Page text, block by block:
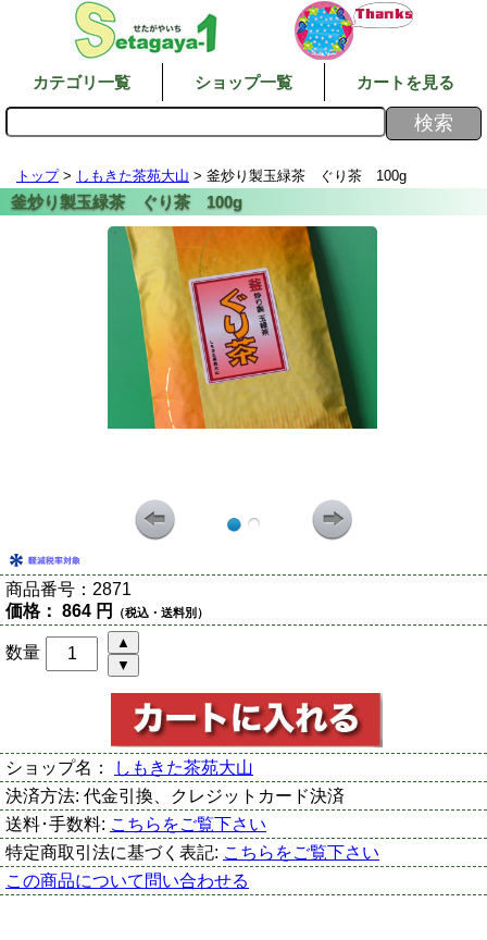
カテゴリ一覧 ショップ一覧 カートを見る
トップ> しもきた茶苑大山 > 釜炒り製玉緑茶 ぐり茶 100g
商品番号： 2871
価格： 864 円 （税込・送料別）
数量
ショップ名：
しもきた茶苑大山
決済方法: 代金引換、クレジットカード決済
送料･手数料: こちらをご覧下さい
特定商取引法に基づく表記: こちらをご覧下さい
この商品について問い合わせる